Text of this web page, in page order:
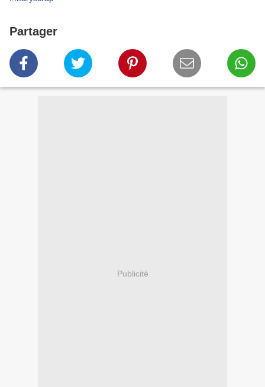
Partager
Publicité